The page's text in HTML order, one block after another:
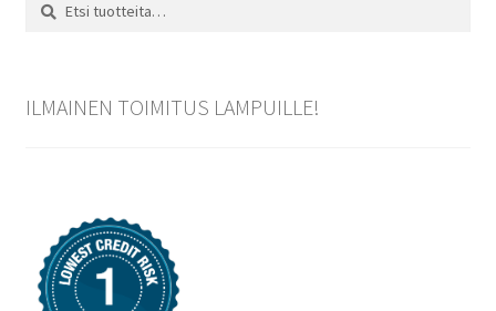
ILMAINEN TOIMITUS LAMPUILLE!